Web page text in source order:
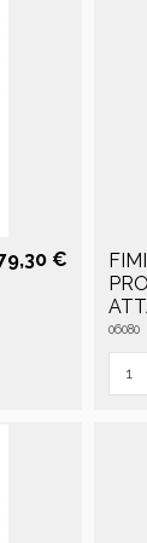
€
06080